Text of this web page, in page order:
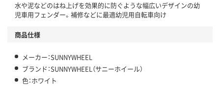
水や泥などのはね上げを効果的に防ぐような幅広いデザインの幼
児車用フェンダー。補修などに最適幼児用自転車向け
商品仕様
メーカー：SUNNYWHEEL
ブランド：SUNNYWHEEL（サニーホイール）
色：ホワイト